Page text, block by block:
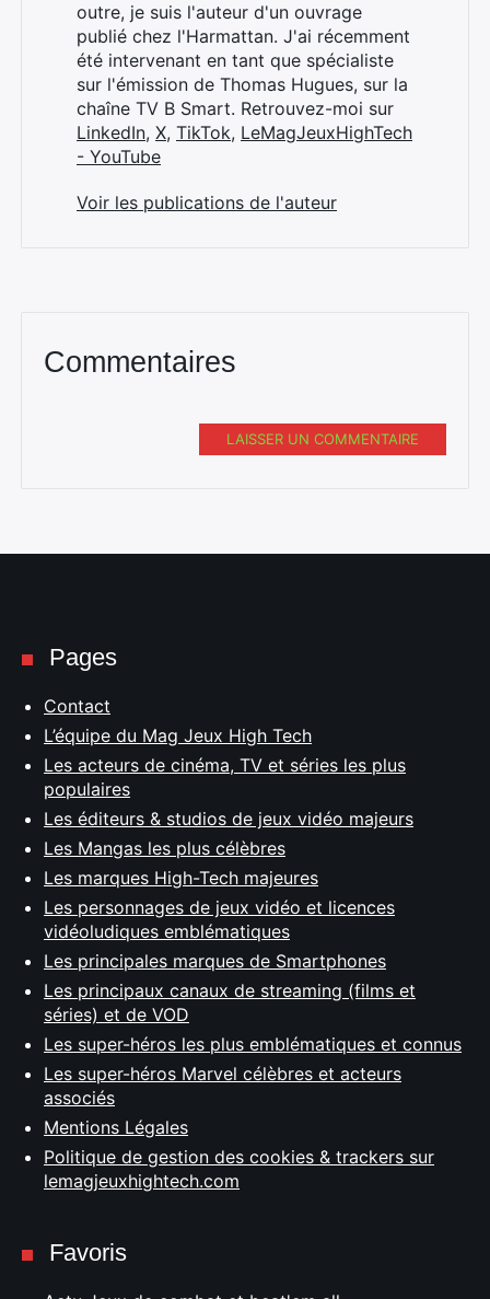
outre, je suis l'auteur d'un ouvrage
publié chez l'Harmattan. J'ai récemment
été intervenant en tant que spécialiste
sur l'émission de Thomas Hugues, sur la
chaîne TV B Smart. Retrouvez-moi sur
LinkedIn, X, TikTok, LeMagJeuxHighTech
- YouTube
Voir les publications de l'auteur
Commentaires
LAISSER UN COMMENTAIRE
Pages
Contact
L’équipe du Mag Jeux High Tech
Les acteurs de cinéma, TV et séries les plus
populaires
Les éditeurs & studios de jeux vidéo majeurs
Les Mangas les plus célèbres
Les marques High-Tech majeures
Les personnages de jeux vidéo et licences
vidéoludiques emblématiques
Les principales marques de Smartphones
Les principaux canaux de streaming (films et
séries) et de VOD
Les super-héros les plus emblématiques et connus
Les super-héros Marvel célèbres et acteurs
associés
Mentions Légales
Politique de gestion des cookies & trackers sur
lemagjeuxhightech.com
Favoris